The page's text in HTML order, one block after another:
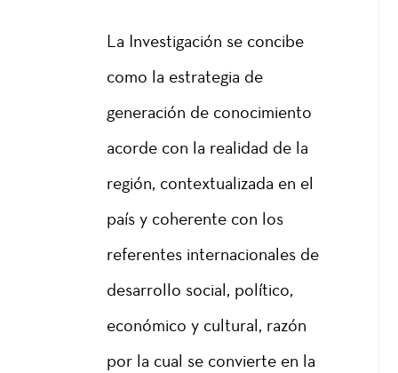
La Investigación se concibe
como la estrategia de
generación de conocimiento
acorde con la realidad de la
región, contextualizada en el
país y coherente con los
referentes internacionales de
desarrollo social, político,
económico y cultural, razón
por la cual se convierte en la